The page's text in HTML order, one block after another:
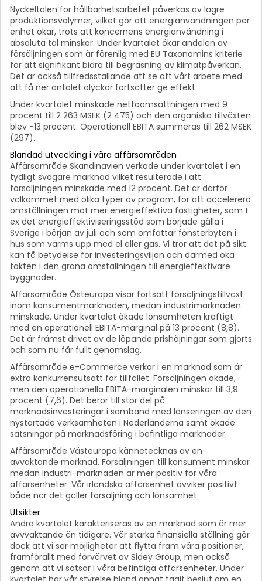
Nyckeltalen för hållbarhetsarbetet påverkas av lägre
produktionsvolymer, vilket gör att energianvändningen per
enhet ökar, trots att koncernens energianvändning i
absoluta tal minskar. Under kvartalet ökar andelen av
försäljningen som är förenlig med EU Taxonomins kriterie
för att signifikant bidra till begräsning av klimatpåverkan.
Det är också tillfredsställande att se att vårt arbete med
att få ner antalet olyckor fortsätter ge effekt.
Under kvartalet minskade nettoomsättningen med 9
procent till 2 263 MSEK (2 475) och den organiska tillväxten
blev -13 procent. Operationell EBITA summeras till 262 MSEK
(297).
Blandad utveckling i våra affärsområden
Affärsområde Skandinavien verkade under kvartalet i en
tydligt svagare marknad vilket resulterade i att
försäljningen minskade med 12 procent. Det är därför
välkommet med olika typer av program, för att accelerera
omställningen mot mer energieffektiva fastigheter, som t
ex det energieffektiviseringsstöd som började gälla i
Sverige i början av juli och som omfattar fönsterbyten i
hus som värms upp med el eller gas. Vi tror att det på sikt
kan få betydelse för investeringsviljan och därmed öka
takten i den gröna omställningen till energieffektivare
byggnader.
Affärsområde Östeuropa visar fortsatt försäljningstillväxt
inom konsumentmarknaden, medan industrimarknaden
minskade. Under kvartalet ökade lönsamheten kraftigt
med en operationell EBITA-marginal på 13 procent (8,8).
Det är främst drivet av de löpande prishöjningar som gjorts
och som nu får fullt genomslag.
Affärsområde e-Commerce verkar i en marknad som är
extra konkurrensutsatt för tillfället. Försäljningen ökade,
men den operationella EBITA-marginalen minskar till 3,9
procent (7,6). Det beror till stor del på
marknadsinvesteringar i samband med lanseringen av den
nystartade verksamheten i Nederländerna samt ökade
satsningar på marknadsföring i befintliga marknader.
Affärsområde Västeuropa kännetecknas av en
avvaktande marknad. Försäljningen till konsument minskar
medan industri-marknaden är mer positiv för våra
affärsenheter. Vår irländska affärsenhet avviker positivt
både när det gäller försäljning och lönsamhet.
Utsikter
Andra kvartalet karakteriseras av en marknad som är mer
avvvaktande än tidigare. Vår starka finansiella ställning gör
dock att vi ser möjligheter att flytta fram våra positioner,
framförallt med förvärvet av Sidey Group, men också
genom att vi satsar i våra befintliga affärsenheter. Under